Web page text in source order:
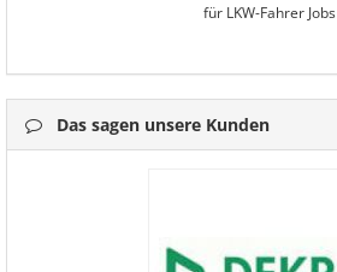
für LKW-Fahrer Jobs
Das sagen unsere Kunden